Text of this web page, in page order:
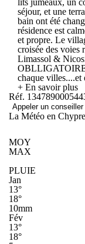
séjour, et une
bain ont été
résidence est
et propre. Le
croisée des voies
Limassol &
OBLLIGATOIRE
chaque
+ En savoir plus
Réf.
Appeler un conseiller
La Météo en Chypre
MOY
MAX
PLUIE
Jan
13°
18°
10mm
Fév
13°
18°